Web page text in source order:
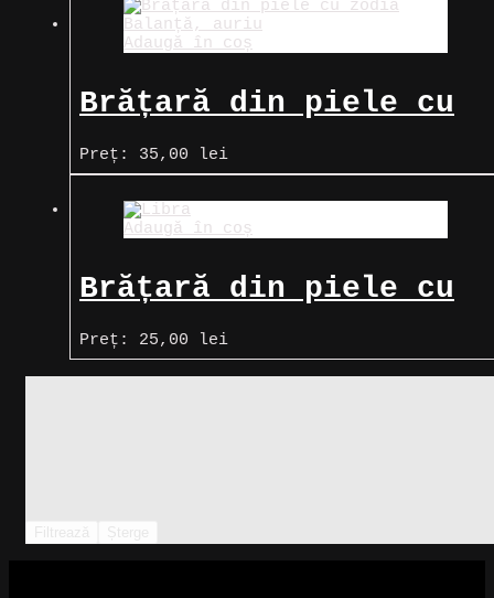
Adaugă în coș
Brățară din piele cu
zodia Balanță, auriu
Preț: 35,00 lei
Adaugă în coș
Brățară din piele cu
zodia Balanță
Preț: 25,00 lei